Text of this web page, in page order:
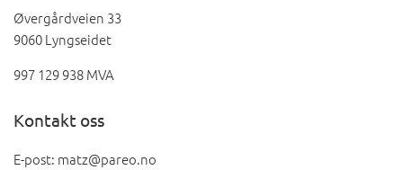
Øvergårdveien 33
9060 Lyngseidet
997 129 938 MVA
Kontakt oss
E-post: matz@pareo.no